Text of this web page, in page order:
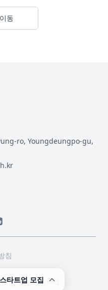
동
ro, Youngdeungpo-gu,
침
Reserved
타트업 모집